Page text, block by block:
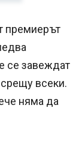
премиерът
се завеждат
срещу всеки.
няма да